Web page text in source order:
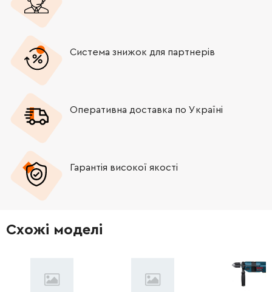
Система знижок для партнерів
Оперативна доставка по Україні
Гарантія високої якості
Схожі моделі